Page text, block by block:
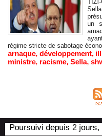
un
régime stricte de sabotage
arnaque, développement,
ministre, racisme, Sella,
Poursuivi depuis 2 jours,